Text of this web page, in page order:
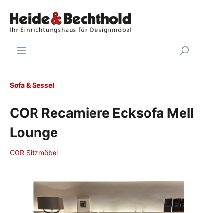
Sofa & Sessel
COR Recamiere Ecksofa Mell
Lounge
COR Sitzmöbel